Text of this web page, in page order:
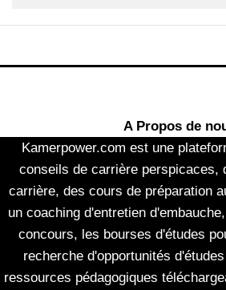
A Propos de
Kamerpower.com est une
conseils de carrière perspicaces,
carrière, des cours de préparation
un coaching d'entretien
concours, les bourses d'études
recherche d'opportunités
ressources pédagogiques